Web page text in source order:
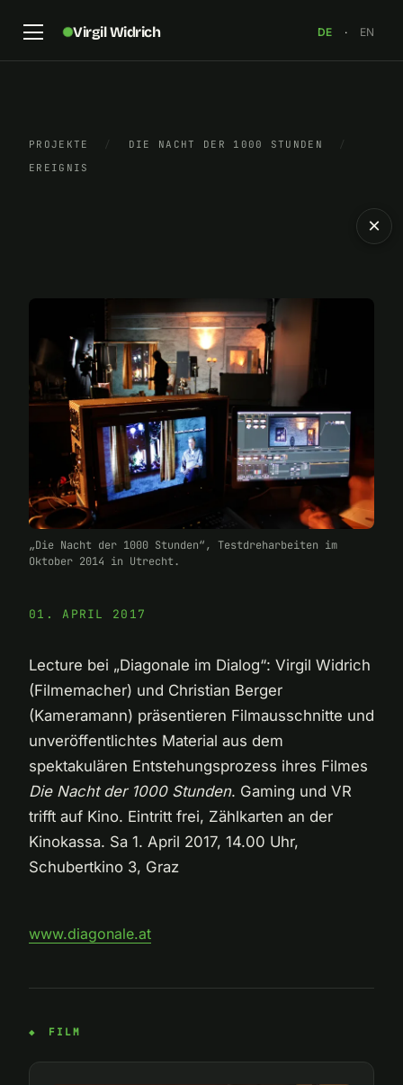
Virgil Widrich DE · EN
PROJEKTE / DIE NACHT DER 1000 STUNDEN
/
EREIGNIS
„Die Nacht der 1000 Stunden“, Testdreharbeiten im
Oktober 2014 in Utrecht.
01. APRIL 2017
Lecture bei „Diagonale im Dialog“: Virgil Widrich
(Filmemacher) und Christian Berger
(Kameramann) präsentieren Filmausschnitte und
unveröffentlichtes Material aus dem
spektakulären Entstehungsprozess ihres Filmes
Die Nacht der 1000 Stunden. Gaming und VR
trifft auf Kino. Eintritt frei, Zählkarten an der
Kinokassa. Sa 1. April 2017, 14.00 Uhr,
Schubertkino 3, Graz
www.diagonale.at
FILM
×